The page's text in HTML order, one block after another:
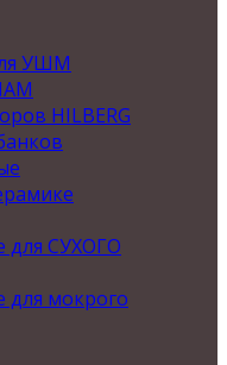
УШМ
HILBERG
для СУХОГО
мокрого